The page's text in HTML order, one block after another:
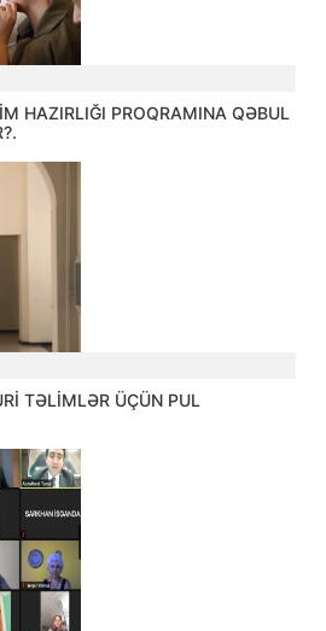
HAZIRLIĞI PROQRAMINA QƏBUL
TƏLİMLƏR ÜÇÜN PUL